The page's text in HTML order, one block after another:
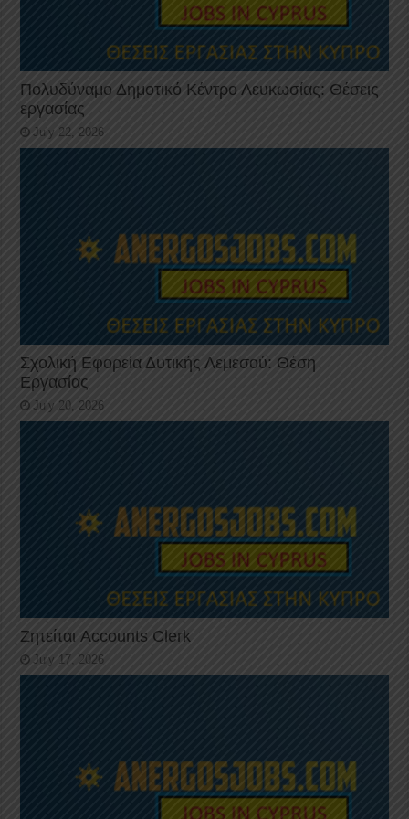
Πολυδύναμο Δημοτικό Κέντρο Λευκωσίας: Θέσεις
εργασίας
July 22, 2026
Σχολική Εφορεία Δυτικής Λεμεσού: Θέση
Εργασίας
July 20, 2026
Ζητείται Accounts Clerk
July 17, 2026